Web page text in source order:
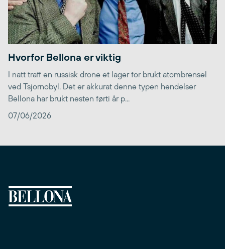
Hvorfor Bellona er viktig
I natt traff en russisk drone et lager for brukt atombrensel
ved Tsjornobyl. Det er akkurat denne typen hendelser
Bellona har brukt nesten førti år p...
07/06/2026